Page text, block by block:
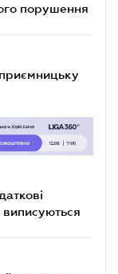
порушення